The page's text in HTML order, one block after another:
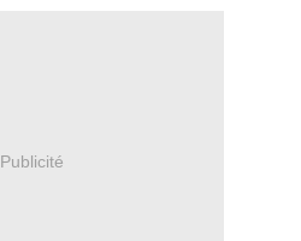
Publicité